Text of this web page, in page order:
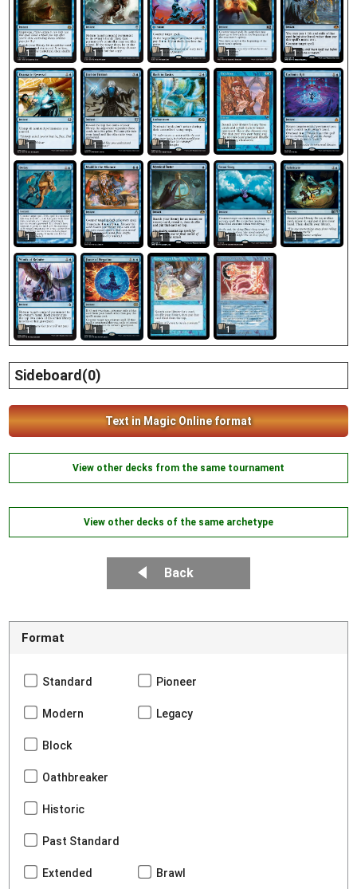
1 1 1 1 1
1 1 1 1 1
1 1 1 1 1
1 1 1 1
Sideboard(0)
Text in Magic Online format
View other decks from the same tournament
View other decks of the same archetype
Back
Format
Standard Pioneer
Modern Legacy
Block
Oathbreaker
Historic
Past Standard
Extended Brawl